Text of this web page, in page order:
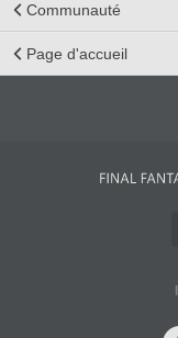
Communauté
Page d'accueil